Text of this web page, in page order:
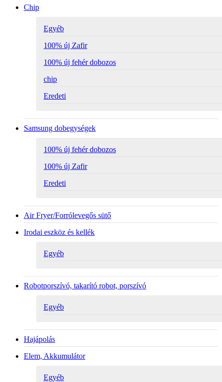
Chip
Egyéb
100% új Zafir
100% új fehér dobozos
chip
Eredeti
Samsung dobegységek
100% új fehér dobozos
100% új Zafir
Eredeti
Air Fryer/Forrólevegős sütő
Irodai eszköz és kellék
Egyéb
Robotporszívó, takarító robot, porszívó
Egyéb
Hajápolás
Elem, Akkumulátor
Egyéb